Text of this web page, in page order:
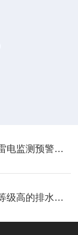
大气电场监测仪—安装方便的雷电监测预警系统@2025已更新
城市排水管网监测系统—防护等级高的排水管网在线监测系统@每日资讯